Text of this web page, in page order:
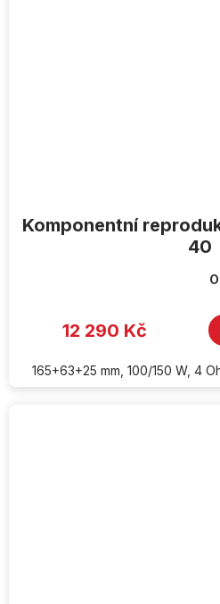
Komponentní
40
12 290 Kč
165+63+25 mm, 100/150 W, 4